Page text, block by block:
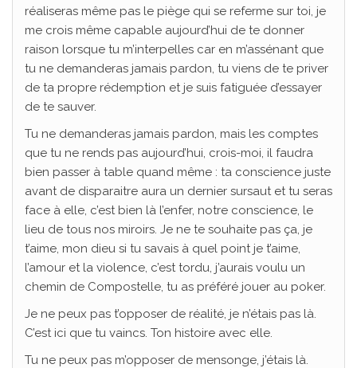
réaliseras même pas le piège qui se referme sur toi, je
me crois même capable aujourd’hui de te donner
raison lorsque tu m’interpelles car en m’assénant que
tu ne demanderas jamais pardon, tu viens de te priver
de ta propre rédemption et je suis fatiguée d’essayer
de te sauver.
Tu ne demanderas jamais pardon, mais les comptes
que tu ne rends pas aujourd’hui, crois-moi, il faudra
bien passer à table quand même : ta conscience juste
avant de disparaitre aura un dernier sursaut et tu seras
face à elle, c’est bien là l’enfer, notre conscience, le
lieu de tous nos miroirs. Je ne te souhaite pas ça, je
t’aime, mon dieu si tu savais à quel point je t’aime,
l’amour et la violence, c’est tordu, j’aurais voulu un
chemin de Compostelle, tu as préféré jouer au poker.
Je ne peux pas t’opposer de réalité, je n’étais pas là.
C’est ici que tu vaincs. Ton histoire avec elle.
Tu ne peux pas m’opposer de mensonge, j’étais là.